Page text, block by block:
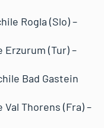
Rogla (Slo) –
Erzurum (Tur) –
Bad Gastein
Val Thorens (Fra) –